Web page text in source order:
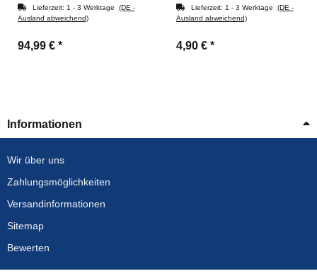
Lieferzeit: 1 - 3 Werktage (DE -
Ausland abweichend)
94,99 € *
(2 Zoll)Lieferzeit: 1 - 3 Werktage (DE -
Ausland abweichend)
4,90 € *
Informationen
Wir über uns
Zahlungsmöglichkeiten
Versandinformationen
Sitemap
Bewerten